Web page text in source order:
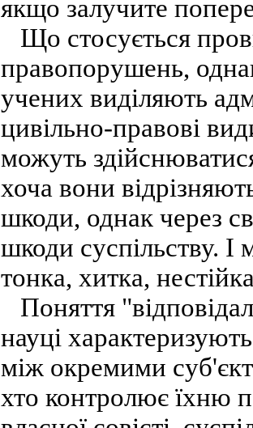
якщо залучите
Що стосується
правопорушень,
учених виділяють
цивільно-правові
можуть
хоча вони
шкоди, однак через
шкоди суспільству.
тонка, хитка,
Поняття
науці
між окремими
хто контролює їхню